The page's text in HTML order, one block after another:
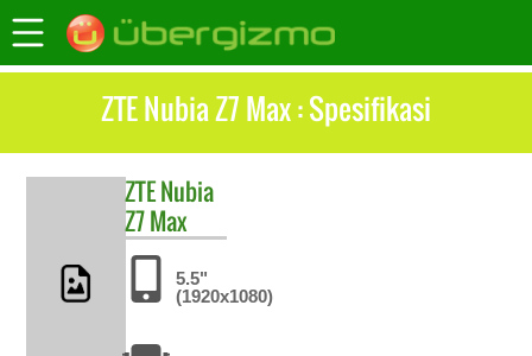
ZTE Nubia Z7 Max : Spesifikasi
ZTENubia
Z7 Max
5.5"
(1920x1080)